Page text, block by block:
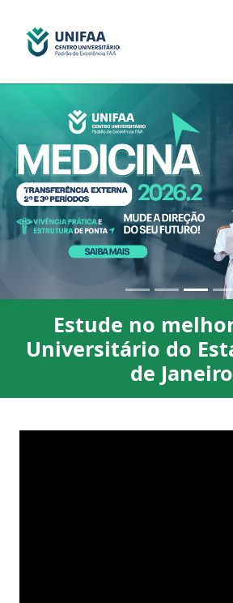
Previous
Estude no
Universitário do
de Janeiro